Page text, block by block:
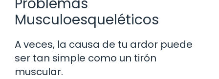
Musculoesqueléticos
A veces, la causa de tu ardor puede
ser tan simple como un tirón
muscular.